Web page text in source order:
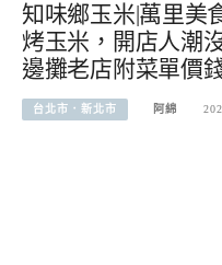
知味鄉玉米|萬里美
烤玉米，開店人潮
邊攤老店附菜單價
台北市．新北市 阿綿